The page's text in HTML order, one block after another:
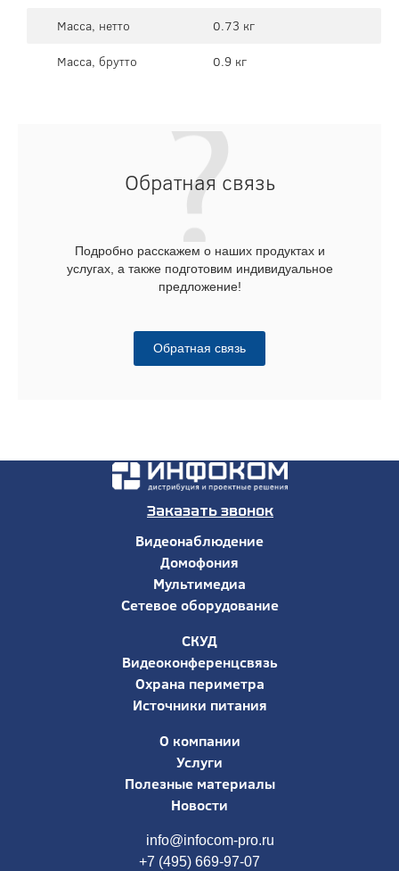
Масса, нетто
0.73 кг
Масса, брутто
0.9 кг
Обратная связь
Подробно расскажем о наших продуктах и
услугах, а также подготовим индивидуальное
предложение!
Обратная связь
Заказать звонок
Видеонаблюдение
Домофония
Мультимедиа
Сетевое оборудование
СКУД
Видеоконференцсвязь
Охрана периметра
Источники питания
О компании
Услуги
Полезные материалы
Новости
info@infocom-pro.ru
+7 (495) 669-97-07